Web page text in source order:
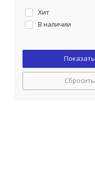
Хит
В наличии
Сбросить